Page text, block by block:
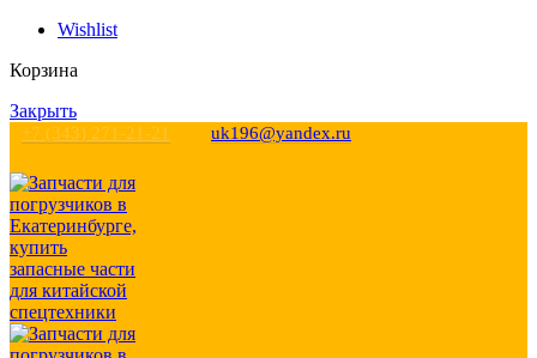
Wishlist
Корзина
Закрыть
+7 (343) 271-21-21 uk196@yandex.ru